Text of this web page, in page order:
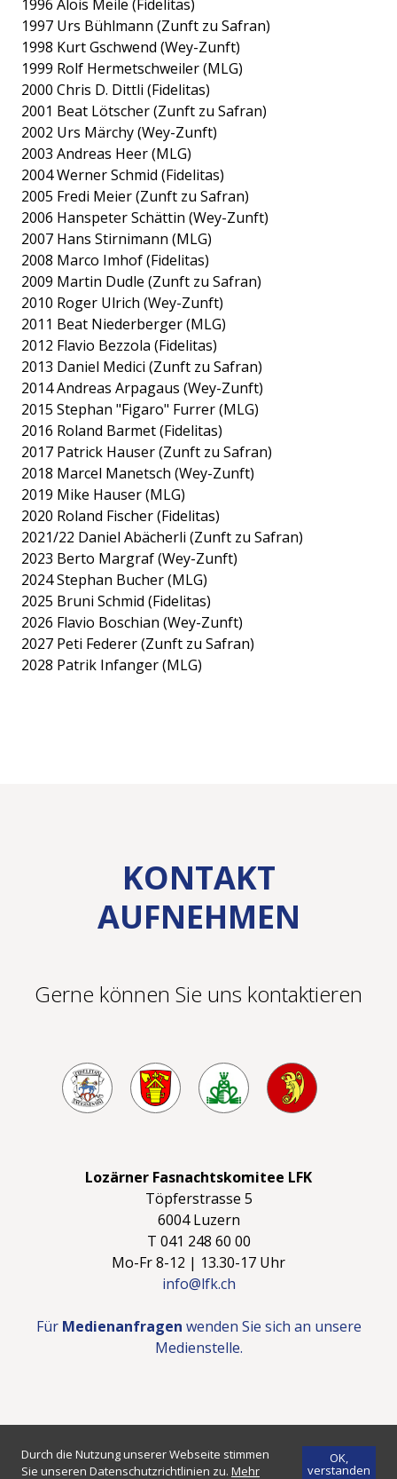
1996 Alois Meile (Fidelitas)
1997 Urs Bühlmann (Zunft zu Safran)
1998 Kurt Gschwend (Wey-Zunft)
1999 Rolf Hermetschweiler (MLG)
2000 Chris D. Dittli (Fidelitas)
2001 Beat Lötscher (Zunft zu Safran)
2002 Urs Märchy (Wey-Zunft)
2003 Andreas Heer (MLG)
2004 Werner Schmid (Fidelitas)
2005 Fredi Meier (Zunft zu Safran)
2006 Hanspeter Schättin (Wey-Zunft)
2007 Hans Stirnimann (MLG)
2008 Marco Imhof (Fidelitas)
2009 Martin Dudle (Zunft zu Safran)
2010 Roger Ulrich (Wey-Zunft)
2011 Beat Niederberger (MLG)
2012 Flavio Bezzola (Fidelitas)
2013 Daniel Medici (Zunft zu Safran)
2014 Andreas Arpagaus (Wey-Zunft)
2015 Stephan "Figaro" Furrer (MLG)
2016 Roland Barmet (Fidelitas)
2017 Patrick Hauser (Zunft zu Safran)
2018 Marcel Manetsch (Wey-Zunft)
2019 Mike Hauser (MLG)
2020 Roland Fischer (Fidelitas)
2021/22 Daniel Abächerli (Zunft zu Safran)
2023 Berto Margraf (Wey-Zunft)
2024 Stephan Bucher (MLG)
2025 Bruni Schmid (Fidelitas)
2026 Flavio Boschian (Wey-Zunft)
2027 Peti Federer (Zunft zu Safran)
2028 Patrik Infanger (MLG)
KONTAKT
AUFNEHMEN
Gerne können Sie uns kontaktieren
Lozärner Fasnachtskomitee LFK
Töpferstrasse 5
6004 Luzern
T 041 248 60 00
Mo-Fr 8-12 | 13.30-17 Uhr
info@lfk.ch
Für Medienanfragen wenden Sie sich an unsere
Medienstelle.
©2026 LFK - LOZÄRNER FASNACHTSKOMITEE
IMPRESSUM